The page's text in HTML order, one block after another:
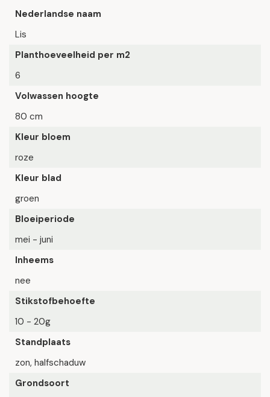
Nederlandse naam
Lis
Planthoeveelheid per m2
6
Volwassen hoogte
80 cm
Kleur bloem
roze
Kleur blad
groen
Bloeiperiode
mei - juni
Inheems
nee
Stikstofbehoefte
10 - 20g
Standplaats
zon, halfschaduw
Grondsoort